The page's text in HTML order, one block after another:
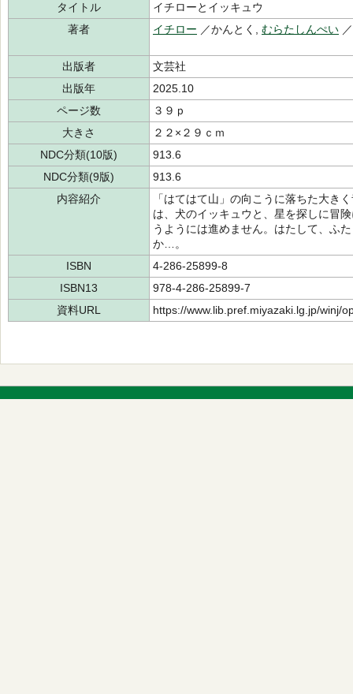
タイトル
イチローとイッキュウ
著者
イチロー ／かんとく, むらたしんぺい
出版者
文芸社
出版年
2025.10
ページ数
３９ｐ
大きさ
２２×２９ｃｍ
NDC分類(10版)
913.6
NDC分類(9版)
913.6
内容紹介
「はてはて山」の向こうに落ちた大き
は、犬のイッキュウと、星を探しに冒
うようには進めません。はたして、ふ
か…。
ISBN
4-286-25899-8
ISBN13
978-4-286-25899-7
資料URL
https://www.lib.pref.miyazaki.lg.jp/winj/